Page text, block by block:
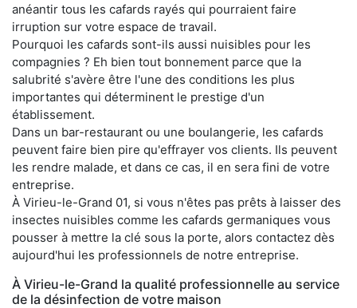
anéantir tous les cafards rayés qui pourraient faire
irruption sur votre espace de travail.
Pourquoi les cafards sont-ils aussi nuisibles pour les
compagnies ? Eh bien tout bonnement parce que la
salubrité s'avère être l'une des conditions les plus
importantes qui déterminent le prestige d'un
établissement.
Dans un bar-restaurant ou une boulangerie, les cafards
peuvent faire bien pire qu'effrayer vos clients. Ils peuvent
les rendre malade, et dans ce cas, il en sera fini de votre
entreprise.
À Virieu-le-Grand 01, si vous n'êtes pas prêts à laisser des
insectes nuisibles comme les cafards germaniques vous
pousser à mettre la clé sous la porte, alors contactez dès
aujourd'hui les professionnels de notre entreprise.
À Virieu-le-Grand la qualité professionnelle au service
de la désinfection de votre maison